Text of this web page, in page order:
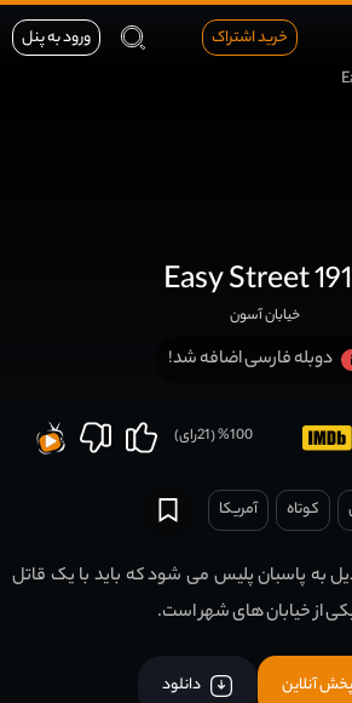
خرید اشتراک ورود به پنل
Easy Street
خیابان آسون
دوبله فارسی اضافه شد!
100
% (
21رای)
کوتاه آمریکا
به پاسبان پلیس می شود که باید با یک قاتل
از خیابان های شهر است.
پخش آنلاین دانلود